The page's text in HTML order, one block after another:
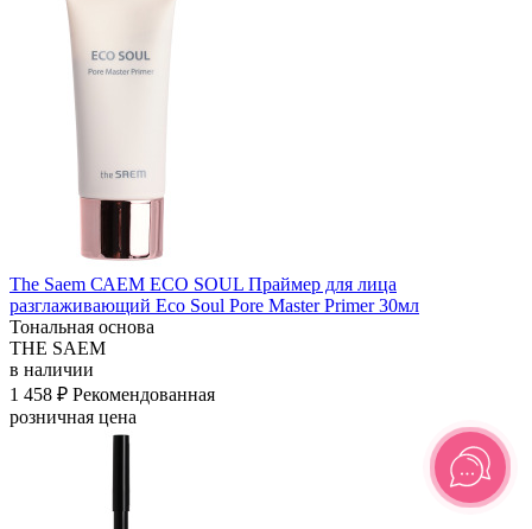
The Saem САЕМ ECO SOUL Праймер для лица
разглаживающий Eco Soul Pore Master Primer 30мл
Тональная основа
THE SAEM
в наличии
1 458 ₽ Рекомендованная
розничная цена